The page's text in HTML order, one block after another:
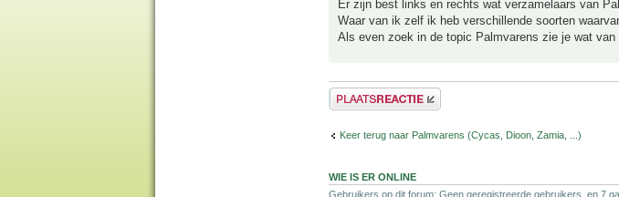
Er zijn best links en rechts wat verzamelaars van
Waar van ik zelf ik heb verschillende soorten
Als even zoek in de topic Palmvarens zie je wat van
Plaats een reactie
Keer terug naar Palmvarens (Cycas, Dioon, Zamia, ...)
WIE IS ER ONLINE
Gebruikers op dit forum: Geen geregistreerde gebruikers. en 7